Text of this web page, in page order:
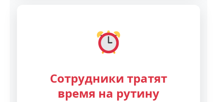
Сотрудники тратят
время на рутину